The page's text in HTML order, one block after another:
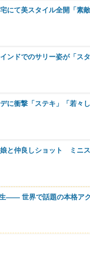
にて美スタイル全開「素
ンドでのサリー姿が「
に衝撃「ステキ」「若々
と仲良しショット ミニス
―― 世界で話題の本格ア